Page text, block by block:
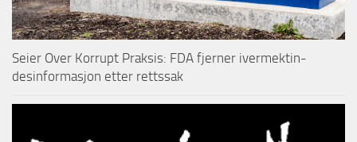
Seier Over Korrupt Praksis: FDA fjerner ivermektin-
desinformasjon etter rettssak